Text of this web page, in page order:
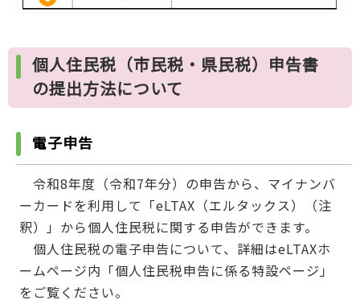
個人住民税（市民税・県民税）申告書
の提出方法について
電子申告
令和8年度（令和7年分）の申告から、マイナンバ
ーカードを利用して「eLTAX（エルタックス）（注
釈）」から個人住民税に関する申告ができます。
個人住民税の電子申告について、詳細はeLTAXホ
ームページ内「個人住民税申告に係る特設ページ」
をご覧ください。